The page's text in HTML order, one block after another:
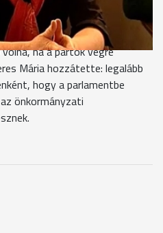
jelöltjei eddig is a
fel tud már mutatni
ha a pártok végre
Mária hozzátette: legalább
hogy a parlamentbe
önkormányzati